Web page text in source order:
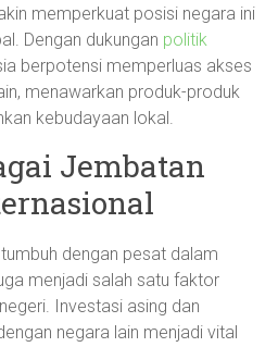
memperkuat posisi negara ini
Dengan dukungan politik
berpotensi memperluas akses
menawarkan produk-produk
kebudayaan lokal.
Jembatan
dengan pesat dalam
menjadi salah satu faktor
Investasi asing dan
negara lain menjadi vital